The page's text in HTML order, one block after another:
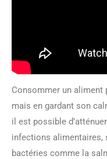
Consommer un aliment
mais en gardant son
il est possible
infections alimentaires,
bactéries comme la